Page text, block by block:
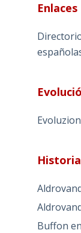
Enlaces
Buffon